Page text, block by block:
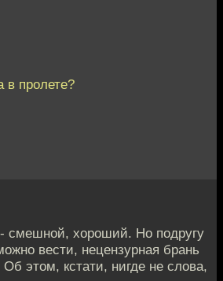
в пролете?
смешной, хороший. Но подругу
вести, нецензурная брань
этом, кстати, нигде не слова,